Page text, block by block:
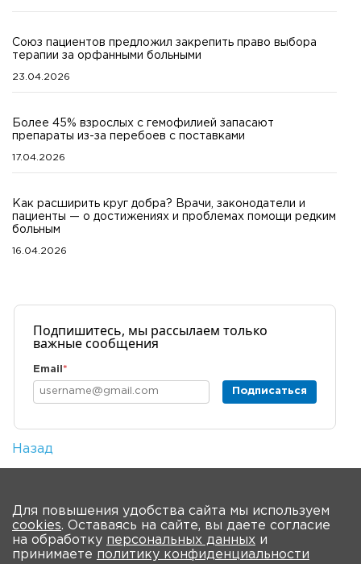
Союз пациентов предложил закрепить право выбора
терапии за орфанными больными
23.04.2026
Более 45% взрослых с гемофилией запасают
препараты из-за перебоев с поставками
17.04.2026
Как расширить круг добра? Врачи, законодатели и
пациенты — о достижениях и проблемах помощи редким
больным
16.04.2026
Подпишитесь, мы рассылаем только
важные сообщения
Email *
Подписаться
Назад
Для повышения удобства сайта мы используем
cookies. Оставаясь на сайте, вы даете согласие
на обработку персональных данных и
принимаете политику конфиденциальности
О мероприятии Новости Общая информация